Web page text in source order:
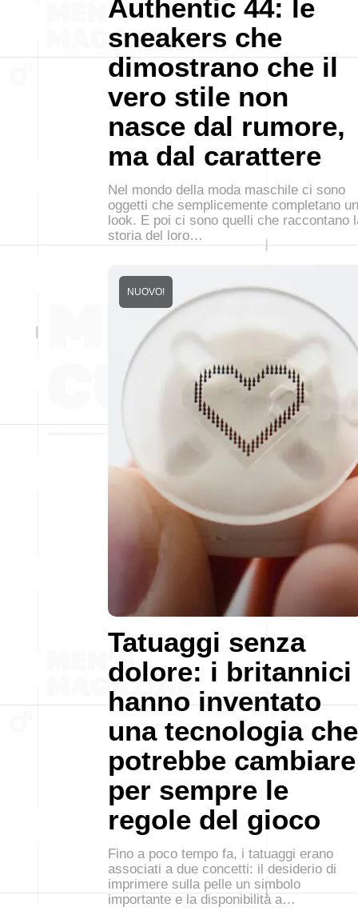
Authentic 44: le
sneakers che
dimostrano che il
vero stile non
nasce dal rumore,
ma dal carattere
Nel mondo della moda maschile ci sono
oggetti che semplicemente completano un
look. E poi ci sono quelli che raccontano
storia del loro…
Tatuaggi senza
dolore: i britannici
hanno inventato
una tecnologia che
potrebbe cambiare
per sempre le
regole del gioco
NUOVO!
Fino a poco tempo fa, i tatuaggi erano
associati a due concetti: il desiderio di
imprimere sulla pelle un simbolo
importante e la disponibilità a…